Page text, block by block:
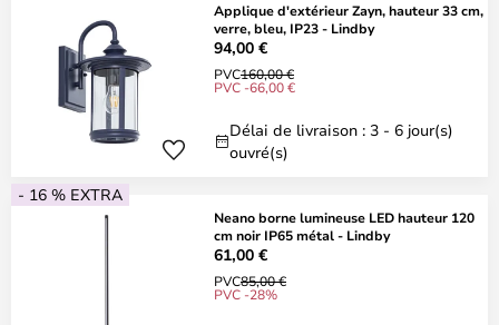
Applique d'extérieur Zayn, hauteur 33 cm,
verre, bleu, IP23 - Lindby
94,00 €
PVC160,00 €
PVC -66,00 €
Délai de livraison : 3 - 6 jour(s)
ouvré(s)
- 16 % EXTRA
Neano borne lumineuse LED hauteur 120
cm noir IP65 métal - Lindby
61,00 €
PVC85,00 €
PVC -28%